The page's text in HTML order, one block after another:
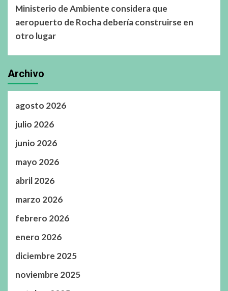
Ministerio de Ambiente considera que
aeropuerto de Rocha debería construirse en
otro lugar
Archivo
agosto 2026
julio 2026
junio 2026
mayo 2026
abril 2026
marzo 2026
febrero 2026
enero 2026
diciembre 2025
noviembre 2025